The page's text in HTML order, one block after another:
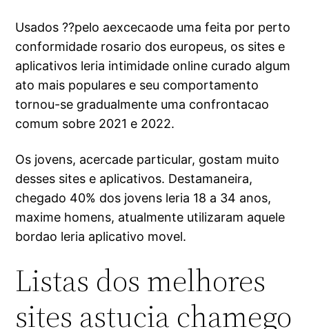
Usados ??pelo aexcecaode uma feita por perto
conformidade rosario dos europeus, os sites e
aplicativos leria intimidade online curado algum
ato mais populares e seu comportamento
tornou-se gradualmente uma confrontacao
comum sobre 2021 e 2022.
Os jovens, acercade particular, gostam muito
desses sites e aplicativos. Destamaneira,
chegado 40% dos jovens leria 18 a 34 anos,
maxime homens, atualmente utilizaram aquele
bordao leria aplicativo movel.
Listas dos melhores
sites astucia chamego